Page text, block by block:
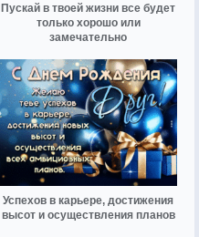
Пускай в твоей жизни все будет
только хорошо или
замечательно
Успехов в карьере, достижения
высот и осуществления планов